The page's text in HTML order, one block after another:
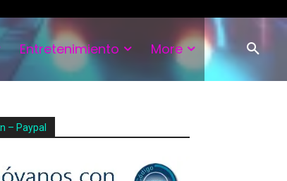
Entretenimiento More
– Paypal